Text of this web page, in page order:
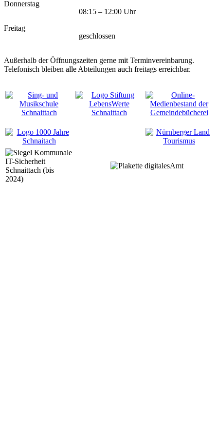
Donnerstag
08:15 – 12:00 Uhr
Freitag
geschlossen
Außerhalb der Öffnungszeiten gerne mit Terminvereinbarung.
Telefonisch bleiben alle Abteilungen auch freitags erreichbar.